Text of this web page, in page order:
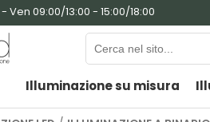
Ven 09:00/13:00 - 15:00/18:00
Illuminazione su misura